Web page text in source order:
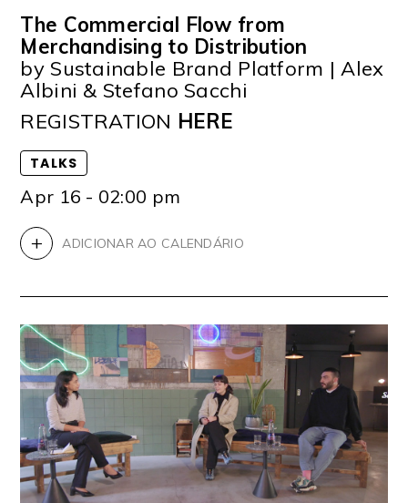
The Commercial Flow from
Merchandising to Distribution
by Sustainable Brand Platform | Alex
Albini & Stefano Sacchi
REGISTRATION HERE
TALKS
Apr 16 - 02:00 pm
+ ADICIONAR AO CALENDÁRIO